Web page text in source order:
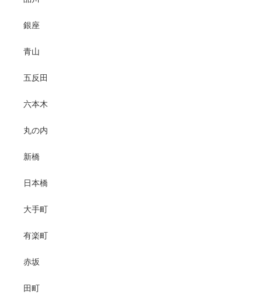
銀座
青山
五反田
六本木
丸の内
新橋
日本橋
大手町
有楽町
赤坂
田町